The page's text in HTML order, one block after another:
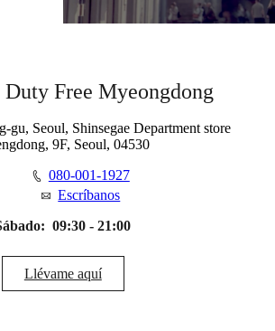
Duty Free Myeongdong
gu, Seoul, Shinsegae Department store
9F, Seoul, 04530
080-001-1927
Escríbanos
09:30 - 21:00
Llévame aquí